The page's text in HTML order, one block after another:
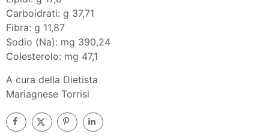
Carboidrati: g 37,71
Fibra: g 11,87
Sodio (Na): mg 390,24
Colesterolo: mg 47,1
A cura della Dietista
Mariagnese Torrisi